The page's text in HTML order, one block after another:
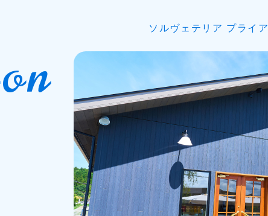
ソルヴェテリア プライア